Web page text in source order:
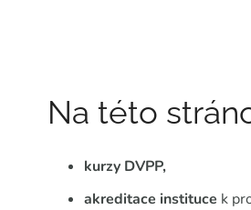
Na této
kurzy DVPP,
akreditace instituce k